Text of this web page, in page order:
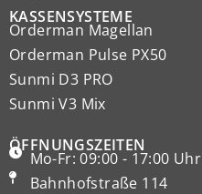
KASSENSYSTEME
Orderman Magellan
Orderman Pulse PX50
Sunmi D3 PRO
Sunmi V3 Mix
ÖFFNUNGSZEITEN
Mo-Fr: 09:00 - 17:00 Uhr
Bahnhofstraße 114